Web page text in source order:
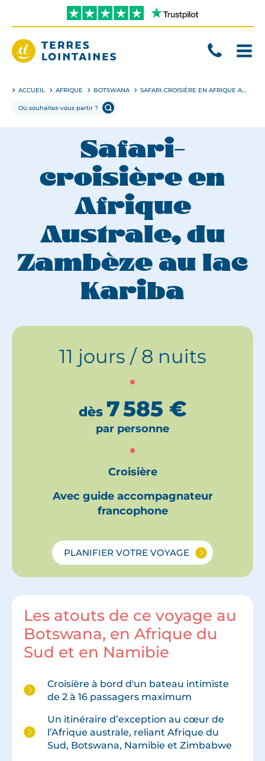
directement
contenu
ACCUEIL AFRIQUE BOTSWANA SAFARI-CROISIÈRE EN AFRIQUE AUSTRALE, DU ZAMBÈZE AU LAC KARIBA
Safari-
croisière en
Afrique
Australe, du
Zambèze au lac
Kariba
11 jours / 8 nuits
dès 7 585 €
par personne
Croisière
Avec guide accompagnateur
francophone
PLANIFIER VOTRE VOYAGE
Les atouts de ce voyage au
Botswana, en Afrique du
Sud et en Namibie
Croisière à bord d'un bateau intimiste
de 2 à 16 passagers maximum
Un itinéraire d’exception au cœur de
l’Afrique australe, reliant Afrique du
Sud, Botswana, Namibie et Zimbabwe